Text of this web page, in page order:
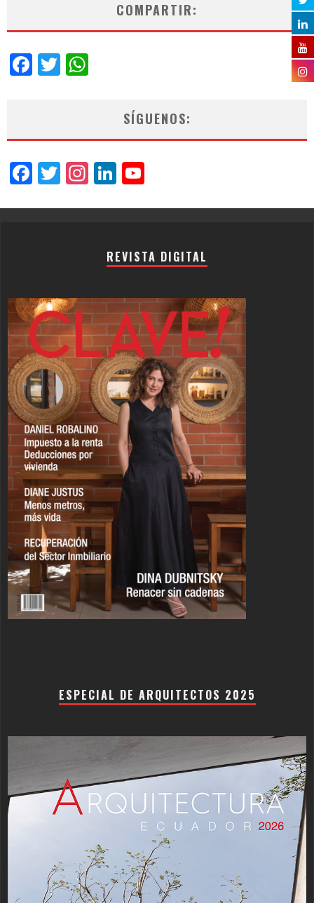
COMPARTIR:
Facebook
Twitter
SÍGUENOS:
Facebook
Twitter
Instagram
LinkedIn
REVISTA DIGITAL
ESPECIAL DE ARQUITECTOS 2025